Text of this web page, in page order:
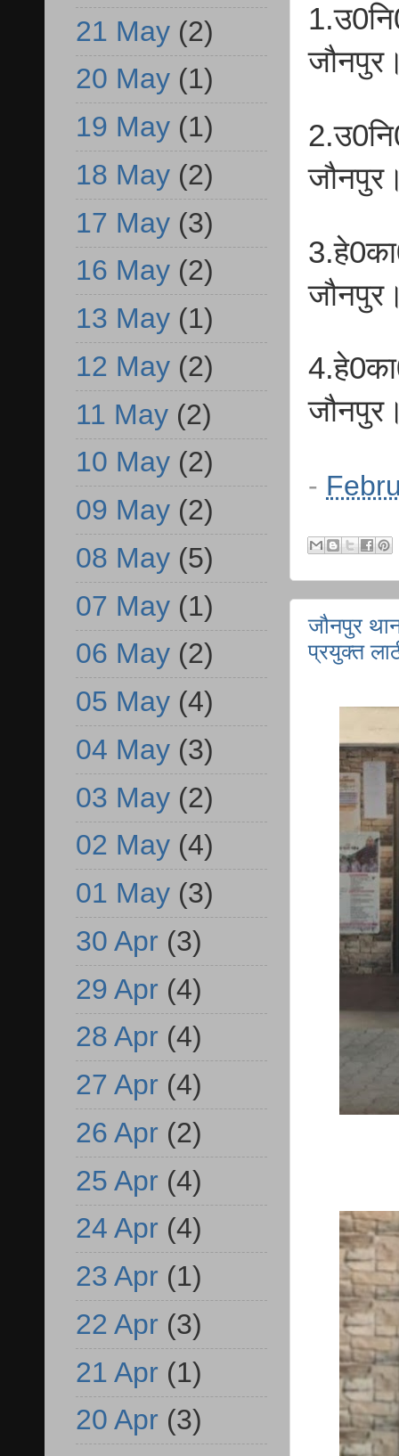
-
जौनपुर
प्रयुक्त
21 May (2)
20 May (1)
19 May (1)
18 May (2)
17 May (3)
16 May (2)
13 May (1)
12 May (2)
11 May (2)
10 May (2)
09 May (2)
08 May (5)
07 May (1)
06 May (2)
05 May (4)
04 May (3)
03 May (2)
02 May (4)
01 May (3)
30 Apr (3)
29 Apr (4)
28 Apr (4)
27 Apr (4)
26 Apr (2)
25 Apr (4)
24 Apr (4)
23 Apr (1)
22 Apr (3)
21 Apr (1)
20 Apr (3)